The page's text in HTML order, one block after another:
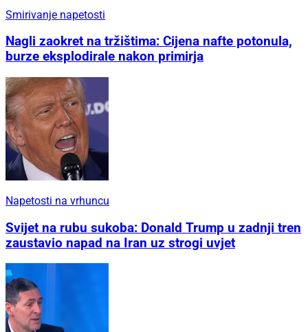
Smirivanje napetosti
Nagli zaokret na tržištima: Cijena nafte potonula,
burze eksplodirale nakon primirja
Napetosti na vrhuncu
Svijet na rubu sukoba: Donald Trump u zadnji tren
zaustavio napad na Iran uz strogi uvjet